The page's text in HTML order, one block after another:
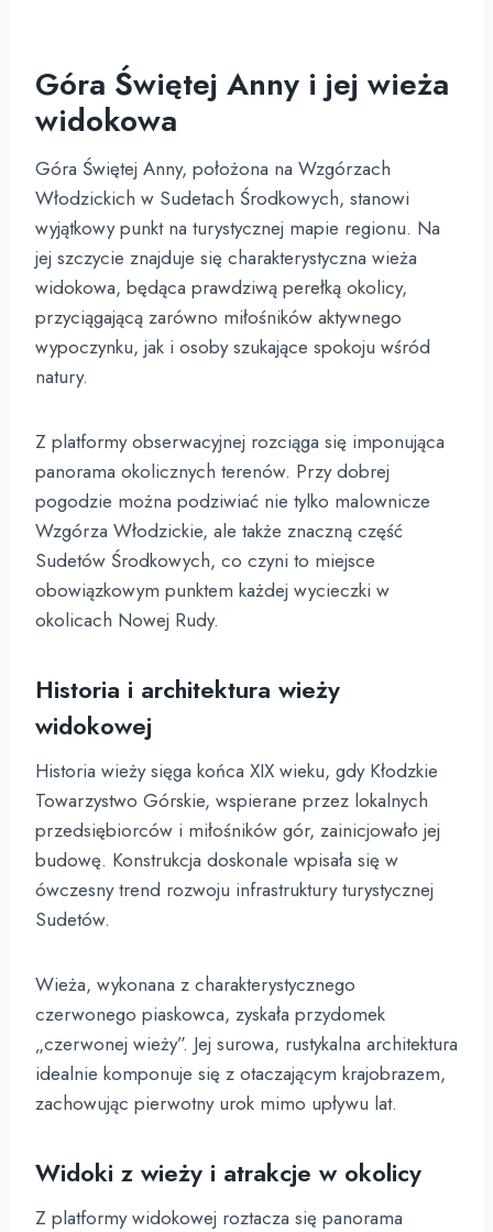
Góra Świętej Anny i jej wieża
widokowa
Góra Świętej Anny, położona na Wzgórzach
Włodzickich w Sudetach Środkowych, stanowi
wyjątkowy punkt na turystycznej mapie regionu. Na
jej szczycie znajduje się charakterystyczna wieża
widokowa, będąca prawdziwą perełką okolicy,
przyciągającą zarówno miłośników aktywnego
wypoczynku, jak i osoby szukające spokoju wśród
natury.
Z platformy obserwacyjnej rozciąga się imponująca
panorama okolicznych terenów. Przy dobrej
pogodzie można podziwiać nie tylko malownicze
Wzgórza Włodzickie, ale także znaczną część
Sudetów Środkowych, co czyni to miejsce
obowiązkowym punktem każdej wycieczki w
okolicach Nowej Rudy.
Historia i architektura wieży
widokowej
Historia wieży sięga końca XIX wieku, gdy Kłodzkie
Towarzystwo Górskie, wspierane przez lokalnych
przedsiębiorców i miłośników gór, zainicjowało jej
budowę. Konstrukcja doskonale wpisała się w
ówczesny trend rozwoju infrastruktury turystycznej
Sudetów.
Wieża, wykonana z charakterystycznego
czerwonego piaskowca, zyskała przydomek
„czerwonej wieży”. Jej surowa, rustykalna architektura
idealnie komponuje się z otaczającym krajobrazem,
zachowując pierwotny urok mimo upływu lat.
Widoki z wieży i atrakcje w okolicy
Z platformy widokowej roztacza się panorama